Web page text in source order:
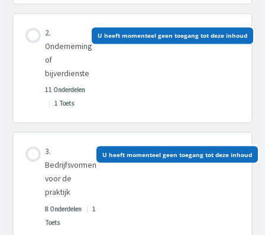
0% VOLTOOID 0/3 Stappen
Onderneming
of
bijverdienste
11 Onderdelen
1 Toets
U heeft momenteel geen toegang tot deze inhoud
0% VOLTOOID 0/11 Stappen
Bedrijfsvormen
voor de
praktijk
8 Onderdelen
1
Toets
U heeft momenteel geen toegang tot deze inhoud